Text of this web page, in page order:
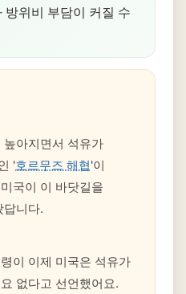
방위비 부담이 커질 수
아지면서 석유가
'호르무즈 해협'이
국이 이 바닷길을
답니다.
이 이제 미국은 석유가
없다고 선언했어요.